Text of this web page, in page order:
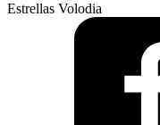
libertad”
Estrellas Volodia